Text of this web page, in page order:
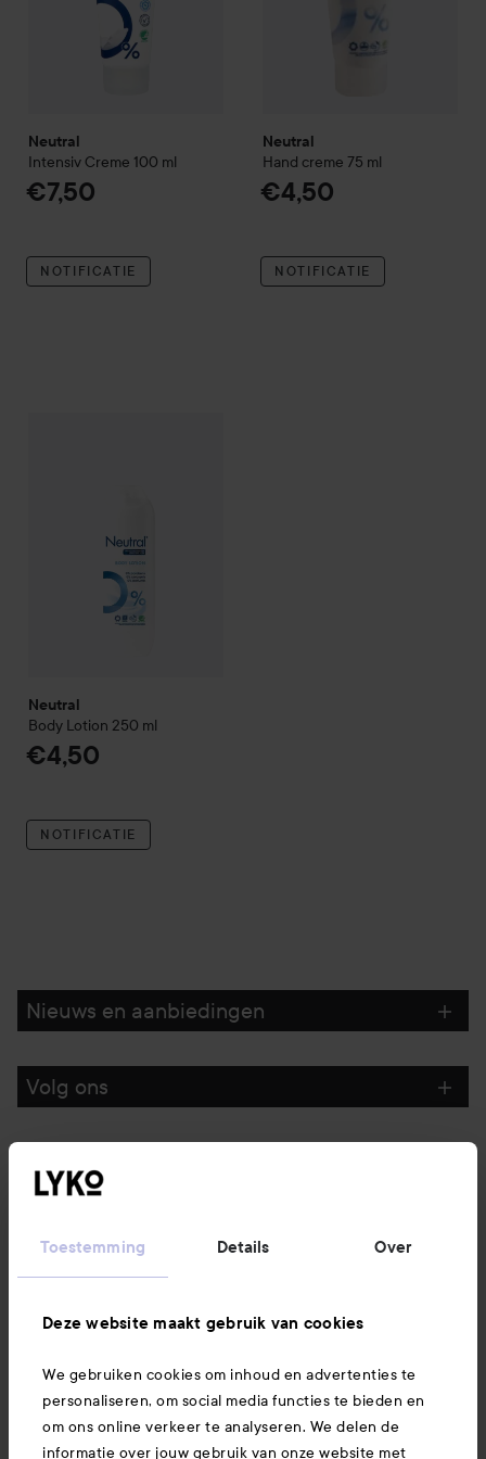
Toestemming Details Over
Deze website maakt gebruik van cookies
We gebruiken cookies om inhoud en advertenties te
personaliseren, om social media functies te bieden en
om ons online verkeer te analyseren. We delen de
informatie over jouw gebruik van onze website met
Neutral
Intensiv Creme 100 ml
€7,50
NOTIFICATIE
Neutral
Hand creme 75 ml
€4,50
NOTIFICATIE
Neutral
Body Lotion 250 ml
€4,50
NOTIFICATIE
Nieuws en aanbiedingen
Volg ons
Informatie
Ook interessant
Download hier onze app